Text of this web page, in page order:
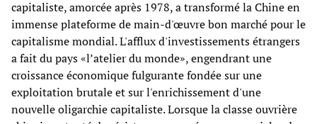
capitaliste, amorcée après 1978, a transformé la Chine en
immense plateforme de main-d'œuvre bon marché pour le
capitalisme mondial. L'afflux d'investissements étrangers
a fait du pays «l’atelier du monde», engendrant une
croissance économique fulgurante fondée sur une
exploitation brutale et sur l'enrichissement d'une
nouvelle oligarchie capitaliste. Lorsque la classe ouvrière